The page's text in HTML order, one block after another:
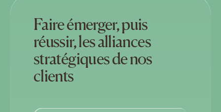
Faire émerger, puis
réussir, les alliances
stratégiques de nos
clients